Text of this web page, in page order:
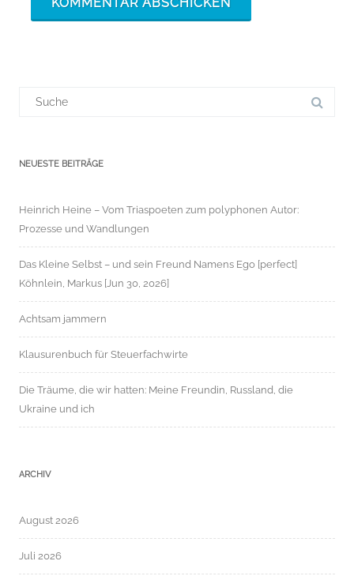
NEUESTE BEITRÄGE
Heinrich Heine – Vom Triaspoeten zum polyphonen Autor:
Prozesse und Wandlungen
Das Kleine Selbst – und sein Freund Namens Ego [perfect]
Köhnlein, Markus [Jun 30, 2026]
Achtsam jammern
Klausurenbuch für Steuerfachwirte
Die Träume, die wir hatten: Meine Freundin, Russland, die
Ukraine und ich
ARCHIV
August 2026
Juli 2026